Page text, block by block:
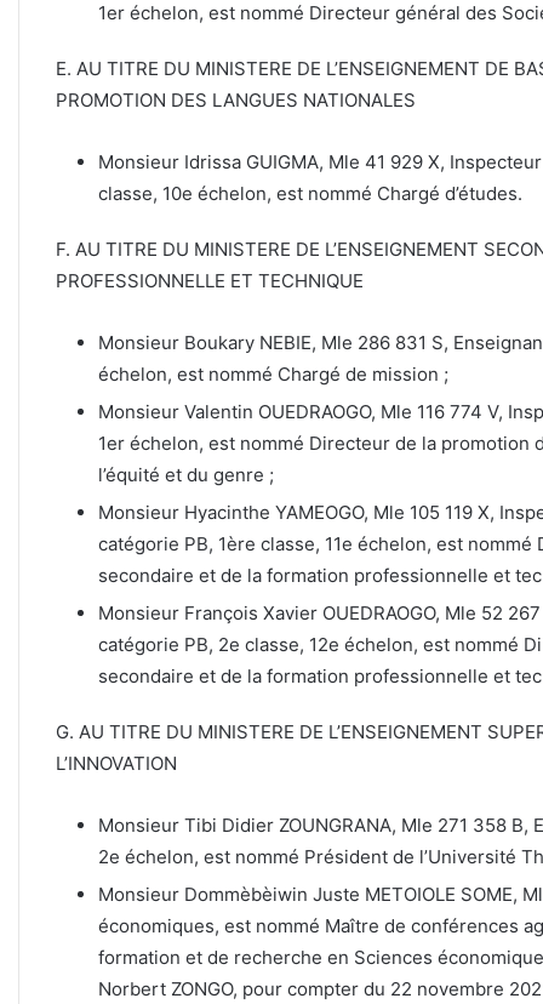
1er échelon, est nommé Directeur général des
E. AU TITRE DU MINISTERE DE L’ENSEIGNEMENT DE
PROMOTION DES LANGUES NATIONALES
Monsieur Idrissa GUIGMA, Mle 41 929 X,
classe, 10e échelon, est nommé Chargé d’études.
F. AU TITRE DU MINISTERE DE L’ENSEIGNEMENT
PROFESSIONNELLE ET TECHNIQUE
Monsieur Boukary NEBIE, Mle 286 831 S,
échelon, est nommé Chargé de mission ;
Monsieur Valentin OUEDRAOGO, Mle 116 774 V,
1er échelon, est nommé Directeur de la promotion
l’équité et du genre ;
Monsieur Hyacinthe YAMEOGO, Mle 105 119 X,
catégorie PB, 1ère classe, 11e échelon, est
secondaire et de la formation professionnelle et
Monsieur François Xavier OUEDRAOGO, Mle 52
catégorie PB, 2e classe, 12e échelon, est nommé
secondaire et de la formation professionnelle et
G. AU TITRE DU MINISTERE DE L’ENSEIGNEMENT
L’INNOVATION
Monsieur Tibi Didier ZOUNGRANA, Mle 271 358
2e échelon, est nommé Président de l’Université
Monsieur Dommèbèiwin Juste METOIOLE SOME,
économiques, est nommé Maître de conférences
formation et de recherche en Sciences
Norbert ZONGO, pour compter du 22 novembre